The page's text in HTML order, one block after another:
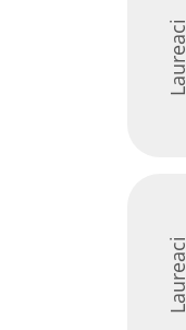
Laureaci
Laureaci